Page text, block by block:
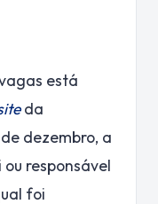
está
da
dezembro, a
responsável
foi